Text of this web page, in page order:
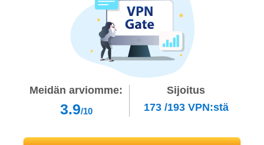
Meidän arviomme:
3.9/10
Sijoitus
173 /193VPN:stä